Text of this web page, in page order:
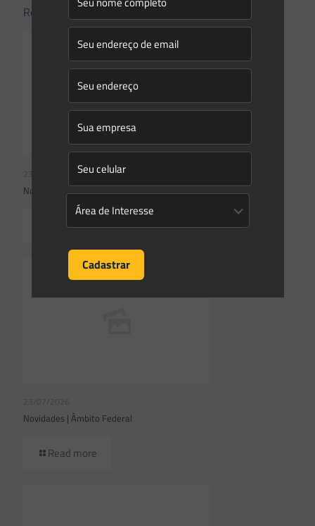
Related posts
23/07/2026
Novidades | Âmbito Federal
Read more
23/07/2026
Novidades | Âmbito Federal
Read more